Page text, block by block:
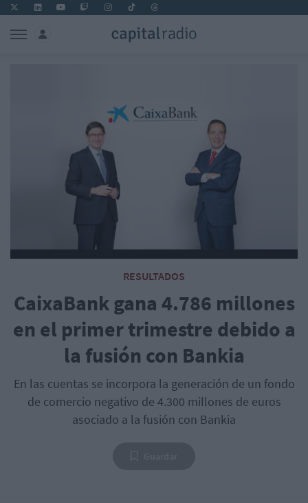
RESULTADOS
CaixaBank gana 4.786 millones
en el primer trimestre debido a
la fusión con Bankia
En las cuentas se incorpora la generación de un fondo
de comercio negativo de 4.300 millones de euros
asociado a la fusión con Bankia